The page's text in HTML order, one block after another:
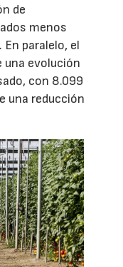
de
menos
paralelo, el
una evolución
con 8.099
una reducción